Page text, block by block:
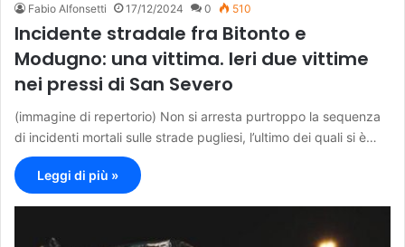
Fabio Alfonsetti 17/12/2024 0 510
Incidente stradale fra Bitonto e
Modugno: una vittima. Ieri due vittime
nei pressi di San Severo
(immagine di repertorio) Non si arresta purtroppo la sequenza
di incidenti mortali sulle strade pugliesi, l’ultimo dei quali si è…
Leggi di più »